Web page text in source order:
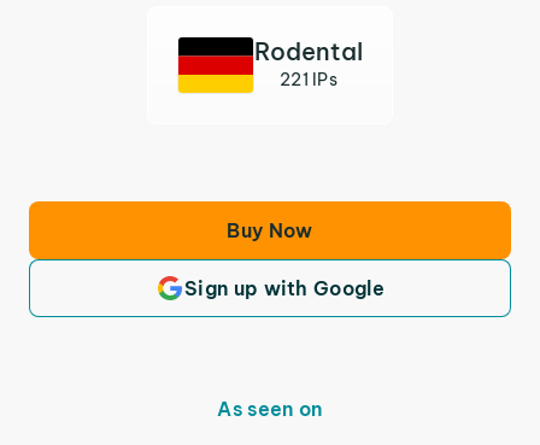
Rodental
221 IPs
Buy Now
Sign up with Google
As seen on